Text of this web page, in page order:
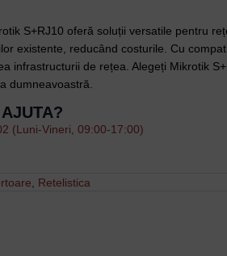
S+RJ10 oferă soluții versatile pentru
existente, reducând costurile. Cu
infrastructurii de rețea. Alegeți Mikrotik
dumneavoastră.
(Luni-Vineri, 09:00-17:00)
Retelistica